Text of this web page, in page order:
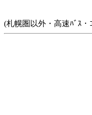
(札幌圏以外・高速ﾊﾞｽ・